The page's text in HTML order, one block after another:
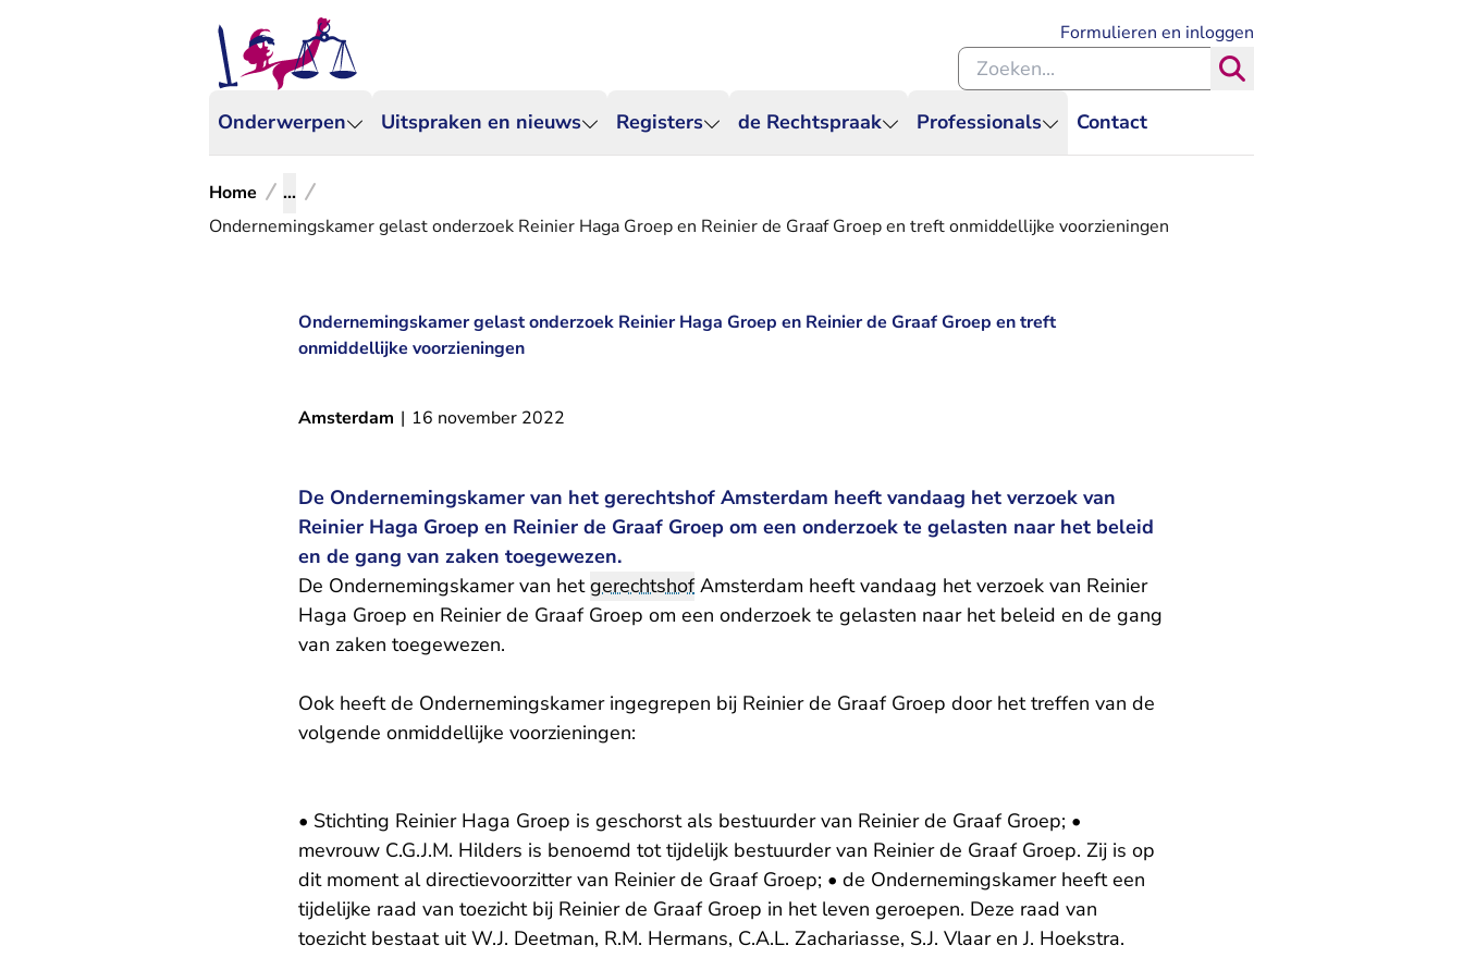
Onderwerpen Uitspraken en nieuws Registers de Rechtspraak Professionals Contact
Formulieren en inloggen
Zoeken binnen de Rechtspraak
Home
...
Ondernemingskamer gelast onderzoek Reinier Haga Groep en Reinier de Graaf Groep en treft onmiddellijke voorzieningen
Ondernemingskamer gelast onderzoek Reinier Haga Groep en Reinier de Graaf Groep en treft
onmiddellijke voorzieningen
Amsterdam | 16 november 2022
De Ondernemingskamer van het gerechtshof Amsterdam heeft vandaag het verzoek van
Reinier Haga Groep en Reinier de Graaf Groep om een onderzoek te gelasten naar het beleid
en de gang van zaken toegewezen.
De Ondernemingskamer van hetgerechtshofAmsterdam heeft vandaag het verzoek van Reinier
Haga Groep en Reinier de Graaf Groep om een onderzoek te gelasten naar het beleid en de gang
van zaken toegewezen.
Ook heeft de Ondernemingskamer ingegrepen bij Reinier de Graaf Groep door het treffen van de
volgende onmiddellijke voorzieningen:
• Stichting Reinier Haga Groep is geschorst als bestuurder van Reinier de Graaf Groep; •
mevrouw C.G.J.M. Hilders is benoemd tot tijdelijk bestuurder van Reinier de Graaf Groep. Zij is op
dit moment al directievoorzitter van Reinier de Graaf Groep; • de Ondernemingskamer heeft een
tijdelijke raad van toezicht bij Reinier de Graaf Groep in het leven geroepen. Deze raad van
toezicht bestaat uit W.J. Deetman, R.M. Hermans, C.A.L. Zachariasse, S.J. Vlaar en J. Hoekstra.